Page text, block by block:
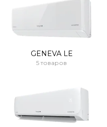
GENEVA LE
5 товаров